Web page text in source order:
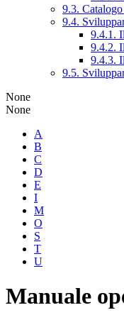
9.3.
9.4.
9.4.1.
9.4.2.
9.4.3.
9.5.
None
None
A
B
C
D
E
I
M
O
S
T
U
Manuale